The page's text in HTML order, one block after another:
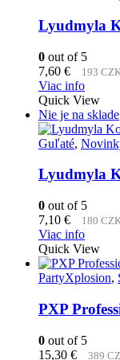
Lyudmyla
0 out of 5
7,60 € 193
Viac info
Quick View
Nie je na sklade
Guľaté,
Lyudmyla
0 out of 5
7,10 € 180
Viac info
Quick View
PartyXplosion,
PXP
0 out of 5
15,30 € 389